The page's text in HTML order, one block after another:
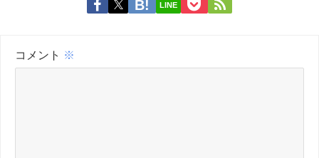
LINE
コメント ※